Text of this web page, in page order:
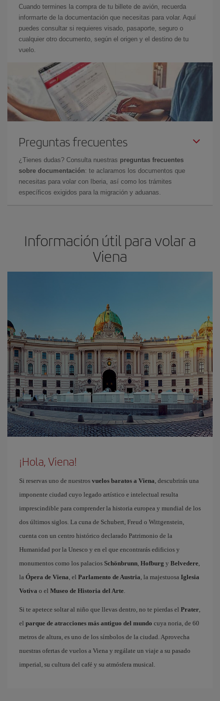
Cuando termines la compra de tu billete de avión, recuerda
informarte de la documentación que necesitas para volar. Aquí
puedes consultar si requieres visado, pasaporte, seguro o
cualquier otro documento, según el origen y el destino de tu
vuelo.
Preguntas frecuentes
¿Tienes dudas? Consulta nuestras preguntas frecuentes
sobre documentación: te aclaramos los documentos que
necesitas para volar con Iberia, así como los trámites
específicos exigidos para la migración y aduanas.
Información útil para volar a
Viena
¡Hola, Viena!
Si reservas uno de nuestros vuelos baratos a Viena, descubrirás una
imponente ciudad cuyo legado artístico e intelectual resulta
imprescindible para comprender la historia europea y mundial de los
dos últimos siglos. La cuna de Schubert, Freud o Wittgenstein,
cuenta con un centro histórico declarado Patrimonio de la
Humanidad por la Unesco y en el que encontrarás edificios y
monumentos como los palacios Schönbrunn, Hofburg y Belvedere,
la Ópera de Viena, el Parlamento de Austria, la majestuosa Iglesia
Votiva o el Museo de Historia del Arte.
Si te apetece soltar al niño que llevas dentro, no te pierdas el Prater,
el parque de atracciones más antiguo del mundo cuya noria, de 60
metros de altura, es uno de los símbolos de la ciudad. Aprovecha
nuestras ofertas de vuelos a Viena y regálate un viaje a su pasado
imperial, su cultura del café y su atmósfera musical.